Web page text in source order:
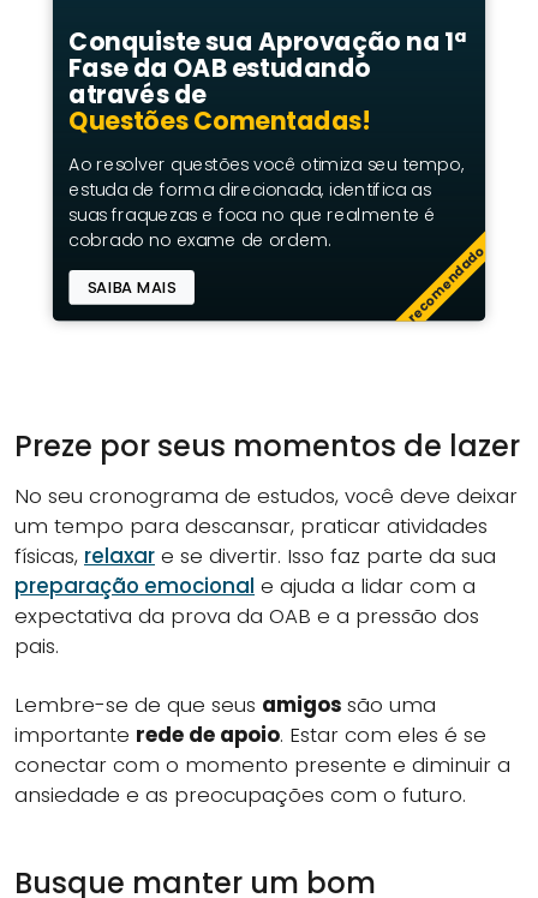
Conquiste sua Aprovação na 1ª
Fase da OAB estudando
através de
Questões Comentadas!
Ao resolver questões você otimiza seu tempo,
estuda de forma direcionada, identifica as
suas fraquezas e foca no que realmente é
cobrado no exame de ordem.
SAIBA MAIS recomendado
Preze por seus momentos de lazer
No seu cronograma de estudos, você deve deixar
um tempo para descansar, praticar atividades
físicas, relaxar e se divertir. Isso faz parte da sua
preparação emocional e ajuda a lidar com a
expectativa da prova da OAB e a pressão dos
pais.
Lembre-se de que seus amigos são uma
importante rede de apoio. Estar com eles é se
conectar com o momento presente e diminuir a
ansiedade e as preocupações com o futuro.
Busque manter um bom